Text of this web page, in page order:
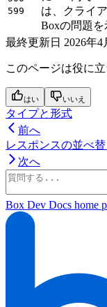
599
は、クライ
Boxの問題を
最終更新日 2026年4
このページは役に
はい いいえ
タイプと形式
前へ
レスポンスの並べ替
次へ
Box Dev Docs home